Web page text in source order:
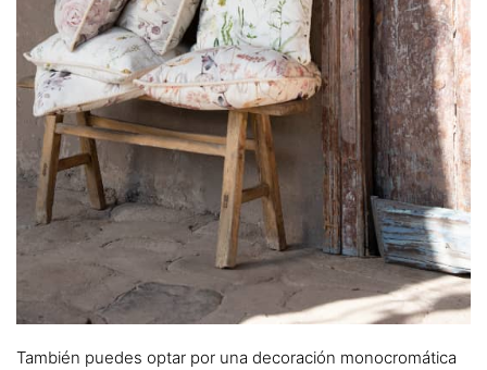
También puedes optar por una decoración monocromática